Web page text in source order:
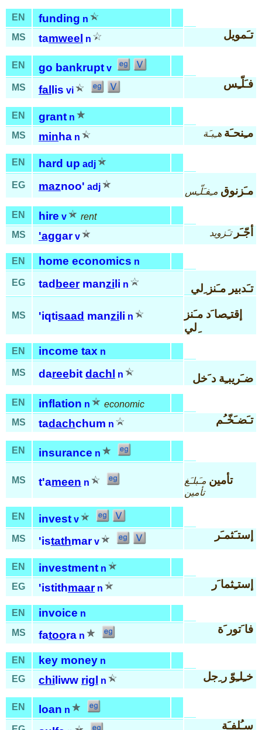
EN funding n
MS
tamweel n تـَمويل
EN go bankrupt v
MS
fal lis vi
فـَلّـِس
EN grant n
MS
minha n مـِنحـَة هـِبـَة
EN hard up adj
EG maznoo' adj مـَزنوق مـِفـَلّـِس
EN hire v
rent
MS
'aggar v أجّـَر تـَزويد
EN home economics n
EG tad beermanzi li n تـَدبير مـَنز ِلي
MS 'iqtisaad manzi li n
إقتـِصا َد مـَنز
ِلي
EN income tax n
MS dareebit dachl n ضـَريبـِة د َخل
EN inflation n
economic
MS
tadachchum n تـَضـَخّـُم
EN insurance n
MS t'ameen n تأمين مـَبلـَغ
تأمين
EN invest v
MS
'istathmar v
إستـَثمـَر
EN investment n
EG
'istithmaar n إستـِثما َر
EN invoice n
MS
fatoora n
فا َتور َة
EN key money n
EG
chi liww rigl n خـِلـِوّ ر ِجل
EN loan n
سـُلفـَة